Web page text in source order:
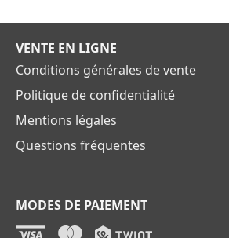
VENTE EN LIGNE
Conditions générales de vente
Politique de confidentialité
Mentions légales
Questions fréquentes
MODES DE PAIEMENT